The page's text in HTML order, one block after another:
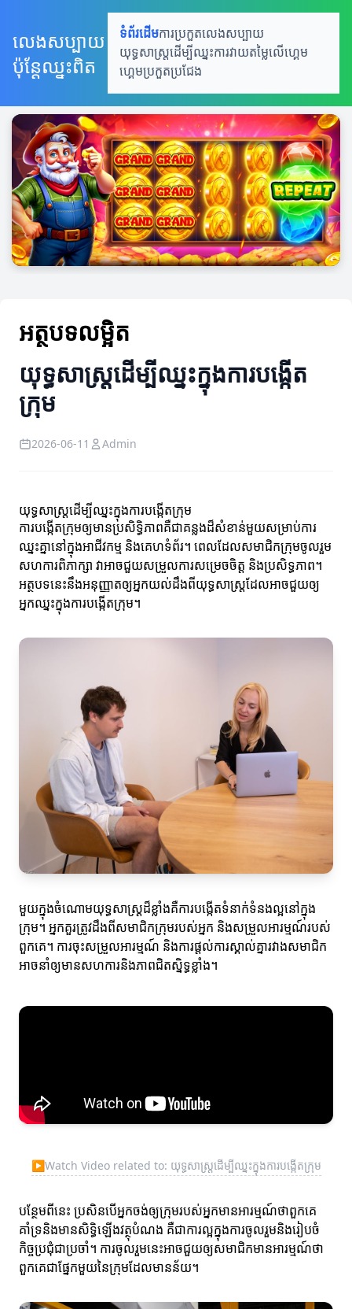
លេងសប្បាយ
ប៉ុន្តែឈ្នះពិត
ទំព័រដើមការប្រកួតលេងសប្បាយ
យុទ្ធសាស្រ្តដើម្បីឈ្នះការវាយតម្លៃលើហ្គេម
ហ្គេមប្រកួតប្រជែង
អត្ថបទលម្អិត
យុទ្ធសាស្រ្តដើម្បីឈ្នះក្នុងការបង្កើត
ក្រុម
2026-06-11 Admin
យុទ្ធសាស្រ្តដើម្បីឈ្នះក្នុងការបង្កើតក្រុម
ការបង្កើតក្រុមឲ្យមានប្រសិទ្ធិភាពគឺជាគន្លងដ៏សំខាន់មួយសម្រាប់ការ
ឈ្នះគ្នានៅក្នុងអាជីវកម្ម និងគេហទំព័រ។ ពេលដែលសមាជិកក្រុមចូលរួម
សហការពិភាក្សា វា​អាចជួយសម្រួលការសម្រេចចិត្ត និងប្រសិទ្ធភាព។
អត្ថបទនេះនឹងអនុញ្ញាតឲ្យអ្នកយល់ដឹងពីយុទ្ធសាស្រ្តដែលអាចជួយឲ្យ
អ្នកឈ្នះក្នុងការបង្កើតក្រុម។
មួយក្នុងចំណោមយុទ្ធសាស្រ្តដ៏ខ្លាំងគឺការបង្កើតទំនាក់ទំនងល្អនៅក្នុង
ក្រុម។ អ្នកគួរត្រូវដឹងពីសមាជិកក្រុមរបស់អ្នក និងសម្រួលអារម្មណ៍របស់
ពួកគេ។ ការចុះសម្រួលអារម្មណ៍ និងការផ្តល់ការស្គាល់គ្នារវាងសមាជិក
អាចនាំឲ្យមានសហការនិងភាពជិតស្និទ្ធខ្លាំង។
▶Watch Video related to: យុទ្ធសាស្រ្តដើម្បីឈ្នះក្នុងការបង្កើតក្រុម
បន្ថែមពីនេះ ប្រសិនបើអ្នកចង់ឲ្យក្រុមរបស់អ្នកមានអារម្មណ៍ថាពួកគេ
គាំទ្រនិងមានសិទ្ធិឡើងវត្ថុបំណង គឺជាការល្អក្នុងការចូលរួមនិងរៀបចំ
កិច្ចប្រជុំជាប្រចាំ។ ការចូលរួមនេះអាចជួយឲ្យសមាជិកមានអារម្មណ៍ថា
ពួកគេជាផ្នែកមួយនៃក្រុមដែលមានន័យ។